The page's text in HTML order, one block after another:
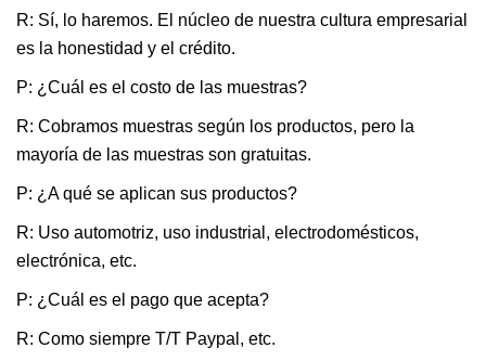
R: Sí, lo haremos. El núcleo de nuestra cultura empresarial
es la honestidad y el crédito.
P: ¿Cuál es el costo de las muestras?
R: Cobramos muestras según los productos, pero la
mayoría de las muestras son gratuitas.
P: ¿A qué se aplican sus productos?
R: Uso automotriz, uso industrial, electrodomésticos,
electrónica, etc.
P: ¿Cuál es el pago que acepta?
R: Como siempre T/T Paypal, etc.